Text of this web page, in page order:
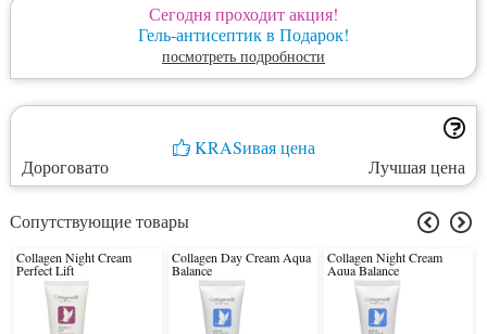
Сегодня проходит акция!
Гель-антисептик в Подарок!
посмотреть подробности
KRASивая цена
Дороговато
Лучшая цена
Сопутствующие товары
Collagen Night Cream
Perfect Lift
Collagen Day Cream Aqua
Balance
Collagen Night Cream
Aqua Balance